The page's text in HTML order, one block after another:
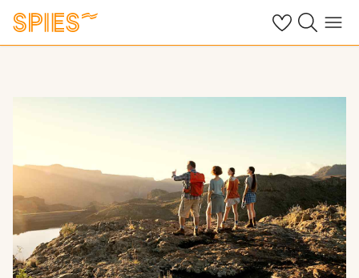
Se dine gemte
Søg påMenu